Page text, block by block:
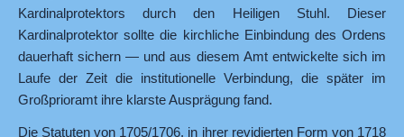
Kardinalprotektors durch den Heiligen Stuhl. Dieser
Kardinalprotektor sollte die kirchliche Einbindung des Ordens
dauerhaft sichern — und aus diesem Amt entwickelte sich im
Laufe der Zeit die institutionelle Verbindung, die später im
Großprioramt ihre klarste Ausprägung fand.
Die Statuten von 1705/1706, in ihrer revidierten Form von 1718